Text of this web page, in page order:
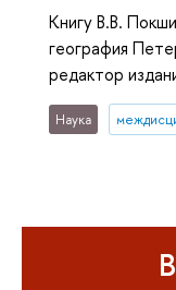
Книгу В.В.
география
редактор
Наука